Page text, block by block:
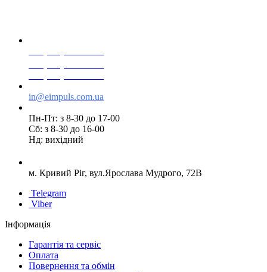
in@eimpuls.com.ua
Пн-Пт: з 8-30 до 17-00
Сб: з 8-30 до 16-00
Нд: вихідний
м. Кривий Ріг, вул.Ярослава Мудрого, 72В
Telegram
Viber
Інформація
Гарантія та сервіс
Оплата
Повернення та обмін